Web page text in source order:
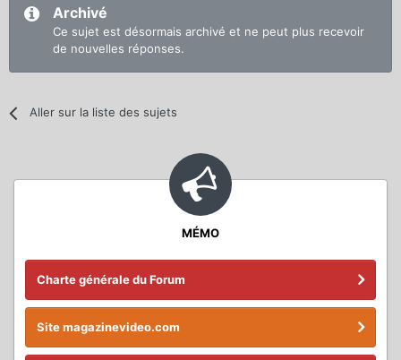
Archivé
Ce sujet est désormais archivé et ne peut plus recevoir
de nouvelles réponses.
Aller sur la liste des sujets
MÉMO
Charte générale du Forum
Site magazinevideo.com